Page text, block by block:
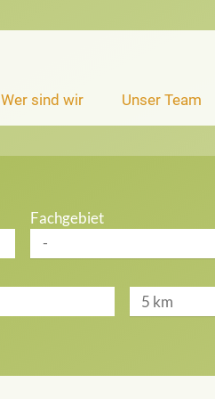
Wer sind wir Unser Team
Fachgebiet
-
5 km